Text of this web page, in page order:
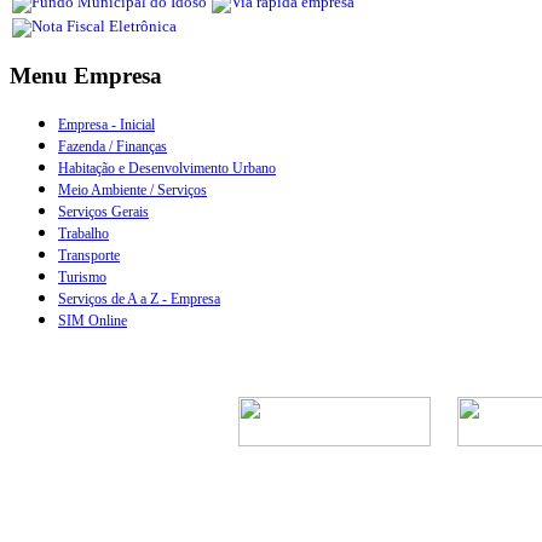
Menu Empresa
Empresa - Inicial
Fazenda / Finanças
Habitação e Desenvolvimento Urbano
Meio Ambiente / Serviços
Serviços Gerais
Trabalho
Transporte
Turismo
Serviços de A a Z - Empresa
SIM Online